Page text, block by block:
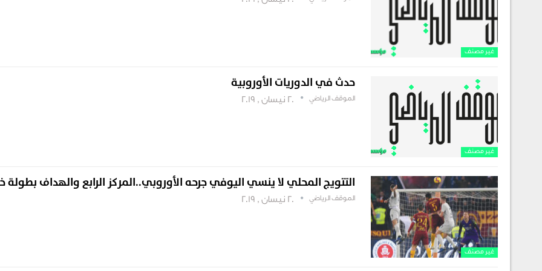
غير مصنف
غير مصنف
حدث في الدوريات الأوروبية
الموقف الرياضي 20 نيسان , 2019
غير مصنف
التتويج المحلي لا ينسي اليوفي جرحه الأوروبي..المركز الرابع والهداف بطولة
الموقف الرياضي 20 نيسان , 2019